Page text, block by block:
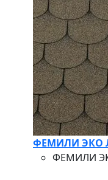
ФЕМИЛИ ЭКО
ФЕМИЛИ